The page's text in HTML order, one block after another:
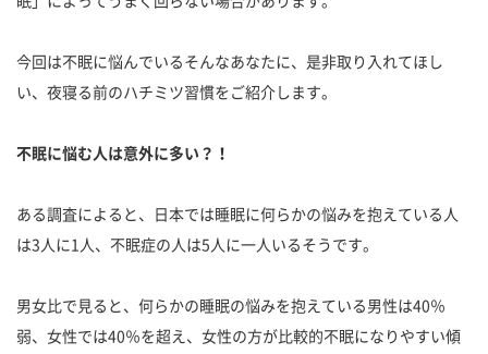
今回は不眠に悩んでいるそんなあなたに、是非取り入れてほし
い、夜寝る前のハチミツ習慣をご紹介します。
不眠に悩む人は意外に多い？！
ある調査によると、日本では睡眠に何らかの悩みを抱えている人
は3人に1人、不眠症の人は5人に一人いるそうです。
男女比で見ると、何らかの睡眠の悩みを抱えている男性は40％
弱、女性では40％を超え、女性の方が比較的不眠になりやすい傾